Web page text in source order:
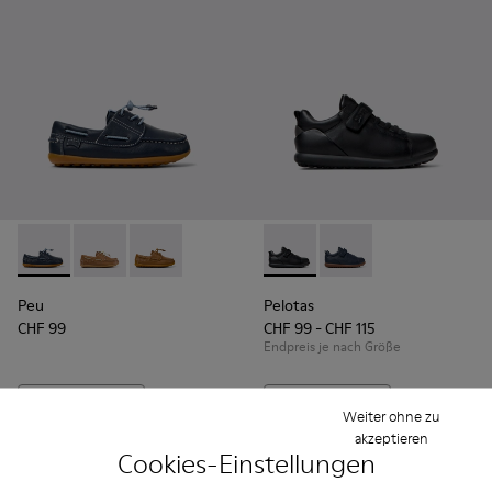
Cookies-Einstellungen
Weiter ohne zu
akzeptieren
Peu - K800689-002 - Blaue Bootsschuhe aus Leder für
Peu - K800689-004 - Braune Bootsschuhe aus
Peu - K800689-001
Peu
CHF 99
Pelotas - K800316-003 -
Pelotas - K800316-
Pelotas
CHF 99 - CHF 115
Endpreis je nach Größe
Hinzufügen